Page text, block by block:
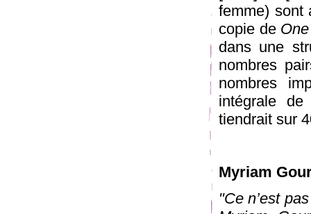
femme) sont
copie de
dans une
nombres
nombres
intégrale de
tiendrait sur
Myriam
"Ce n’est